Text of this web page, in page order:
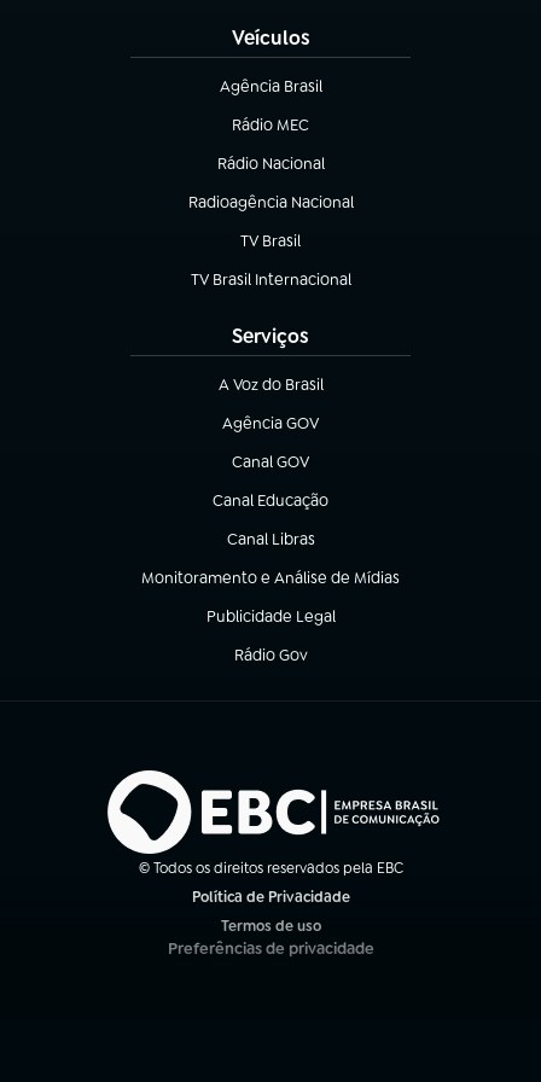
Veículos
Agência Brasil
(abre em nova aba)
Rádio MEC
(abre em nova aba)
Rádio Nacional
Radioagência Nacional
(abre em nova aba)
TV Brasil
(abre em nova aba)
TV Brasil Internacional
(abre em nova aba)
Serviços
A Voz do Brasil
(abre em nova aba)
Agência GOV
(abre em nova aba)
Canal GOV
(abre em nova aba)
Canal Educação
(abre em nova aba)
Canal Libras
(abre em nova aba)
Monitoramento e Análise de Mídias
(abre em nova aba)
Publicidade Legal
(abre em nova aba)
Rádio Gov
(abre em nova aba)
© Todos os direitos reservados pela EBC
Política de Privacidade
Termos de uso
(abre em nova aba)
Preferências de privacidade